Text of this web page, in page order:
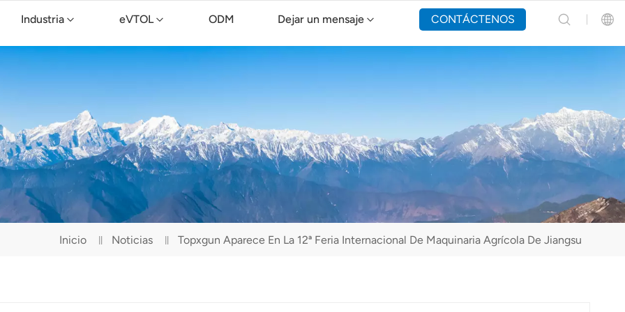
Industria eVTOL ODM Dejar un mensaje CONTÁCTENOS
Русский
Português(Portugal)
Português(Brasil)
Türkçe
Inicio Noticias Topxgun Aparece En La 12ª Feria Internacional De Maquinaria Agrícola De Jiangsu